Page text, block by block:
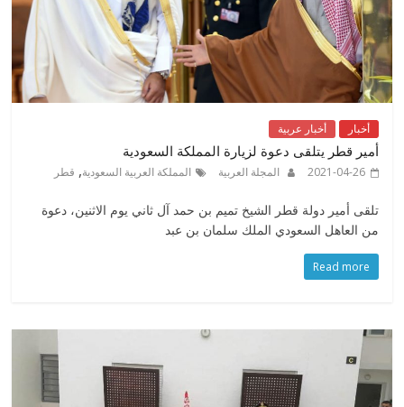
أخبار أخبار عربية
أمير قطر يتلقى دعوة لزيارة المملكة السعودية
2021-04-26
المجلة العربية المملكة العربية السعودية, قطر
تلقى أمير دولة قطر الشيخ تميم بن حمد آل ثاني يوم الاثنين، دعوة
من العاهل السعودي الملك سلمان بن عبد
Read more